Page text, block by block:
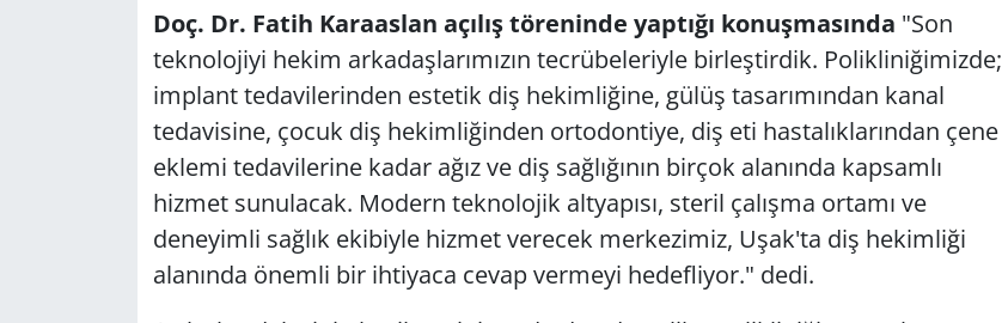
Doç. Dr. Fatih Karaaslan açılış töreninde yaptığı konuşmasında "Son
teknolojiyi hekim arkadaşlarımızın tecrübeleriyle birleştirdik. Polikliniğimizde;
implant tedavilerinden estetik diş hekimliğine, gülüş tasarımından kanal
tedavisine, çocuk diş hekimliğinden ortodontiye, diş eti hastalıklarından çene
eklemi tedavilerine kadar ağız ve diş sağlığının birçok alanında kapsamlı
hizmet sunulacak. Modern teknolojik altyapısı, steril çalışma ortamı ve
deneyimli sağlık ekibiyle hizmet verecek merkezimiz, Uşak'ta diş hekimliği
alanında önemli bir ihtiyaca cevap vermeyi hedefliyor." dedi.